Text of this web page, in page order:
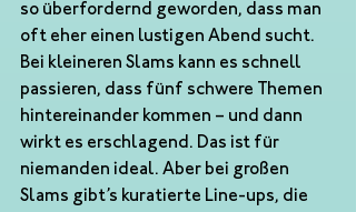
so überfordernd geworden, dass man
oft eher einen lustigen Abend sucht.
Bei kleineren Slams kann es schnell
passieren, dass fünf schwere Themen
hintereinander kommen – und dann
wirkt es erschlagend. Das ist für
niemanden ideal. Aber bei großen
Slams gibt’s kuratierte Line-ups, die